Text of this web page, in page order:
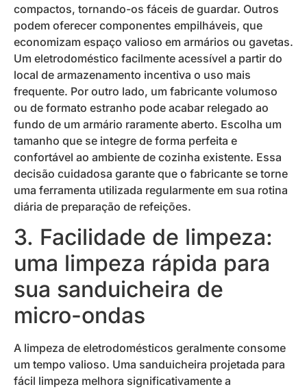
compactos, tornando-os fáceis de guardar. Outros
podem oferecer componentes empilháveis, que
economizam espaço valioso em armários ou gavetas.
Um eletrodoméstico facilmente acessível a partir do
local de armazenamento incentiva o uso mais
frequente. Por outro lado, um fabricante volumoso
ou de formato estranho pode acabar relegado ao
fundo de um armário raramente aberto. Escolha um
tamanho que se integre de forma perfeita e
confortável ao ambiente de cozinha existente. Essa
decisão cuidadosa garante que o fabricante se torne
uma ferramenta utilizada regularmente em sua rotina
diária de preparação de refeições.
3. Facilidade de limpeza:
uma limpeza rápida para
sua sanduicheira de
micro-ondas
A limpeza de eletrodomésticos geralmente consome
um tempo valioso. Uma sanduicheira projetada para
fácil limpeza melhora significativamente a